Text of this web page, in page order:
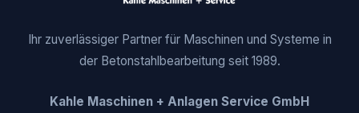
Ihr zuverlässiger Partner für Maschinen und Systeme in
der Betonstahlbearbeitung seit 1989.
Kahle Maschinen + Anlagen Service GmbH